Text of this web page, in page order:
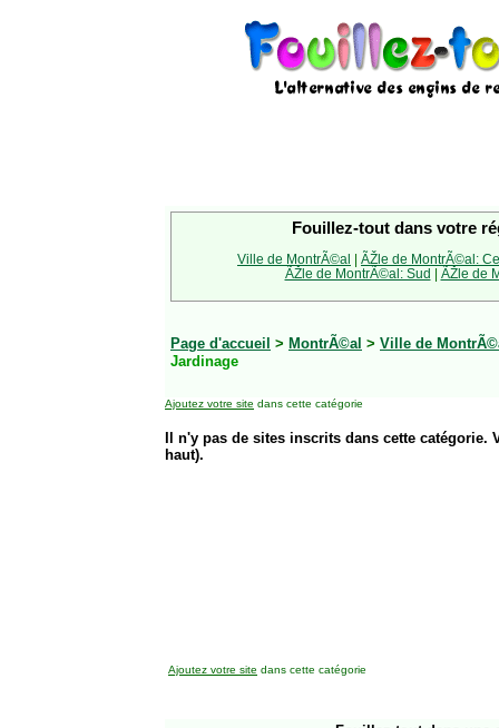
Fouillez-tout dans votre
Ville de MontrÃ©al | ÃŽle de MontrÃ©al:
ÃŽle de MontrÃ©al: Sud | ÃŽle de
Page d'accueil > MontrÃ©al > Ville de
Jardinage
Ajoutez votre site dans cette catégorie
Il n'y pas de sites inscrits dans cette
haut).
Ajoutez votre site dans cette catégorie